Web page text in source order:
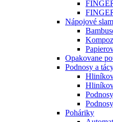
Nápojové
Opakovane
Podnosy a
Poháriky